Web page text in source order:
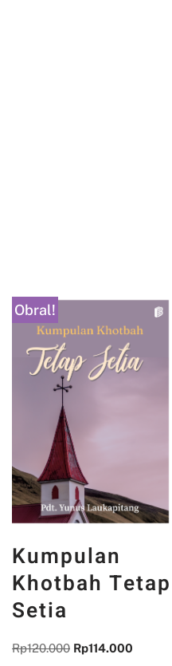
Obral!
Kumpulan
Khotbah Tetap
Setia
Rp120.000 Rp114.000